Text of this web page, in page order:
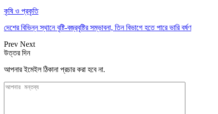
কৃষি ও প্রকৃতি
দেশের বিভিন্ন স্থানে বৃষ্টি-বজ্রবৃষ্টির সম্ভাবনা, তিন বিভাগে হতে পারে ভারি বর্ষণ
Prev Next
উত্তর দিন
আপনার ইমেইল ঠিকানা প্রচার করা হবে না.